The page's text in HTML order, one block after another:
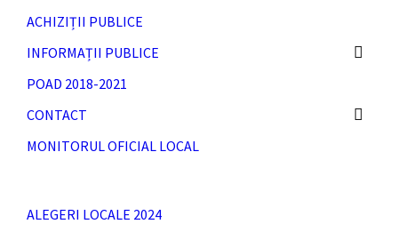
ACHIZIȚII PUBLICE
INFORMAȚII PUBLICE
POAD 2018-2021
CONTACT
MONITORUL OFICIAL LOCAL
ALEGERI LOCALE 2024